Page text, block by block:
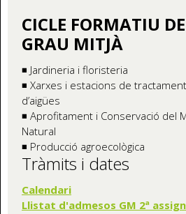
CICLE FORMATIU DE
GRAU MITJÀ
◾ Jardineria i floristeria
◾ Xarxes i estacions de tractament
d’aigües
◾ Aprofitament i Conservació del
Natural
◾ Producció agroecològica
Tràmits i dates
Calendari
Llistat d'admesos GM 2ª